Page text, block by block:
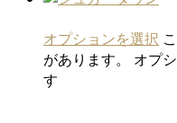
オプションを選択
があります。 オプ
す